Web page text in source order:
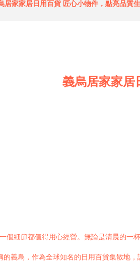
居家家居日用百貨 匠心小物件，點亮品質
義烏居家家居
個細節都值得用心經營。無論是清晨的
的義烏，作為全球知名的日用百貨集散